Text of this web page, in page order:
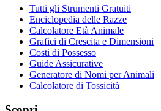
Tutti gli Strumenti Gratuiti
Enciclopedia delle Razze
Calcolatore Età Animale
Grafici di Crescita e Dimensioni
Costi di Possesso
Guide Assicurative
Generatore di Nomi per Animali
Calcolatore di Tossicità